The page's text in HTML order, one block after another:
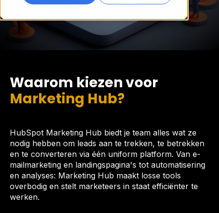
Waarom kiezen voor
Marketing Hub?
HubSpot Marketing Hub biedt je team alles wat ze
nodig hebben om leads aan te trekken, te betrekken
en te converteren via één uniform platform. Van e-
mailmarketing en landingspagina's tot automatisering
en analyses: Marketing Hub maakt losse tools
overbodig en stelt marketeers in staat efficiënter te
werken.